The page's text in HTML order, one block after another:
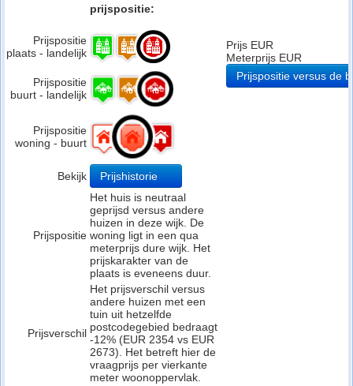
prijspositie:
Prijspositie
plaats - landelijk
Prijspositie
buurt - landelijk
Prijspositie
woning - buurt
Bekijk Prijshistorie
Prijspositie
Het huis is neutraal
geprijsd versus andere
huizen in deze wijk. De
woning ligt in een qua
meterprijs dure wijk. Het
prijskarakter van de
plaats is eveneens duur.
Prijsverschil
Het prijsverschil versus
andere huizen met een
tuin uit hetzelfde
postcodegebied bedraagt
-12% (EUR 2354 vs EUR
2673). Het betreft hier de
vraagprijs per vierkante
meter woonoppervlak.
Prijs EUR
Meterprijs EUR
Prijspositie versus de